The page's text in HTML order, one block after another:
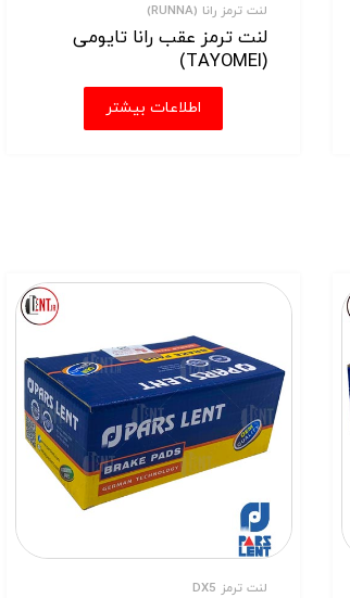
لنت ترمز DX5
لنت ترمز رانا (RUNNA)
لنت ترمز عقب رانا تایومی
(TAYOMEI)
اطلاعات بیشتر